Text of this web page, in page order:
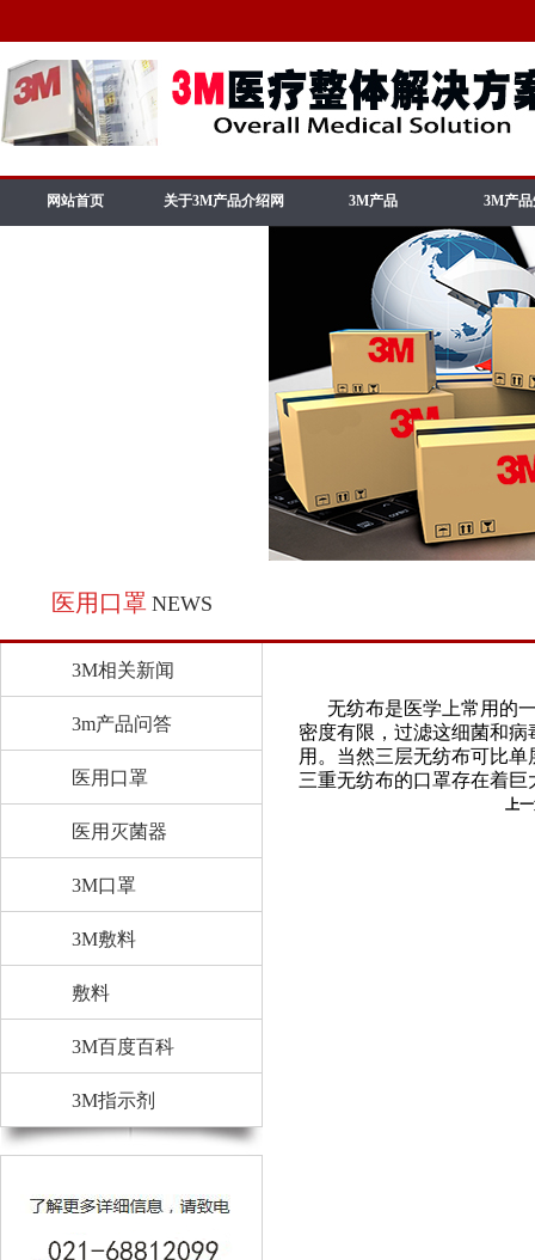
网站首页 关于3M产品介绍网 3M产品 3M产
医用口罩 NEWS
3M相关新闻
3m产品问答
医用口罩
医用灭菌器
3M口罩
3M敷料
敷料
3M百度百科
3M指示剂
无纺布是医学上常用的
密度有限，过滤这细菌和
用。当然三层无纺布可比
三重无纺布的口罩存在着巨
上